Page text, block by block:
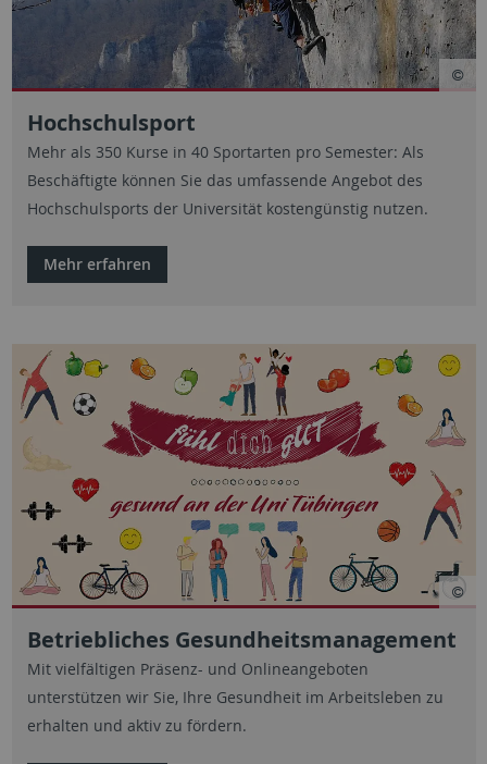
Hochschulsport
Mehr als 350 Kurse in 40 Sportarten pro Semester: Als
Beschäftigte können Sie das umfassende Angebot des
Hochschulsports der Universität kostengünstig nutzen.
Mehr erfahren
Betriebliches Gesundheitsmanagement
Mit vielfältigen Präsenz- und Onlineangeboten
unterstützen wir Sie, Ihre Gesundheit im Arbeitsleben zu
erhalten und aktiv zu fördern.